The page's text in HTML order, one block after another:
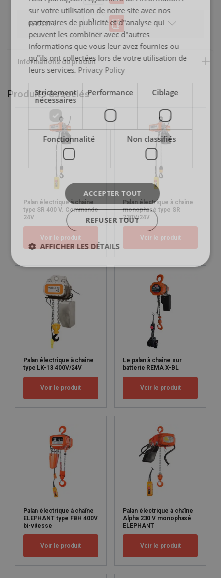
0515007-9
Norme:
Produits associés
Palan électrique à chaîne
type SR 400 V. Commande
24V
Voir le produit
Palan électrique à chaîne
monophasé type SR
230V/24V
Voir le produit
Palan électrique à chaîne
type LK-13 400V/24V
Voir le produit
Le palan à chaîne sur
batterie REMA X-BL
Voir le produit
Palan électrique à chaîne
ELEPHANT type FBH 400V
bi-vitesse
Voir le produit
Palan électrique à chaîne
Alpha 230 V monophasé
ELEPHANT
Voir le produit
sur votre utilisation de notre site avec nos
partenaires de publicité et d"analyse qui
peuvent les combiner avec d"autres
informations que vous leur avez fournies ou
qu"ils ont collectées lors de votre utilisation de
leurs services. Privacy Policy
Strictement
nécessaires
Performance Ciblage
Fonctionnalité Non classifiés
ACCEPTER TOUT
REFUSER TOUT
AFFICHER LES DÉTAILS